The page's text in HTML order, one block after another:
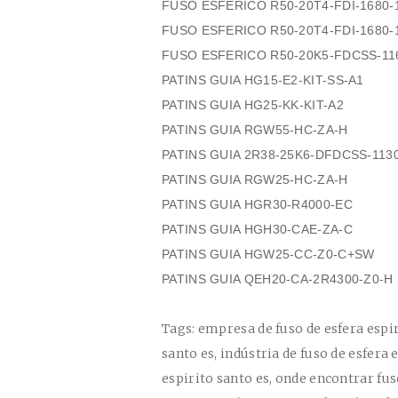
FUSO ESFERICO R50-20T4-FDI-
FUSO ESFERICO R50-20T4-FDI-
FUSO ESFERICO R50-20K5-FDCSS-
PATINS GUIA HG15-E2-KIT-SS-A1
PATINS GUIA HG25-KK-KIT-A2
PATINS GUIA RGW55-HC-ZA-H
PATINS GUIA 2R38-25K6-DFDCSS-
PATINS GUIA RGW25-HC-ZA-H
PATINS GUIA HGR30-R4000-EC
PATINS GUIA HGH30-CAE-ZA-C
PATINS GUIA HGW25-CC-Z0-C+SW
PATINS GUIA QEH20-CA-2R4300-Z0-
Tags: empresa de fuso de esfera espirito santo es, fabricante de fuso de esfera espirito santo es, indústria de fuso de esfera espirito santo es, distribuidor de fuso de esfera espirito santo es, onde encontrar fuso de esfera espirito santo es, fuso de esfera espirito santo es onde encontrar, fuso de esfera espirito santo es menor valor, fuso de esfera espirito santo es menor preço, fuso de esfera espirito santo es melhor valor, fuso de esfera espirito santo es melhor preço, onde comprar fuso de esfera espirito santo es, venda de fuso de esfera espirito santo es, fuso de esfera espirito santo es, empresa de rolamentos espirito santo, fabricante de rolamentos espirito santo, indústria de rolamentos espirito santo, distribuidor de rolamentos espirito santo, onde encontrar rolamentos espirito santo, rolamentos espirito santo onde encontrar, rolamentos espirito santo menor valor, rolamentos espirito santo menor preço, rolamentos espirito santo melhor valor, rolamentos espirito santo melhor preço, onde comprar rolamentos espirito santo, venda de rolamentos espirito santo, rolamentos espirito santo, fusos de esferas hiwin Serra, fusos esferas Serra, fuso de esfera espirito santo cidade Serra, fusos esferico hiwin Serra, fusos de esferas hiwin Vila Velha, fusos esferas Vila Velha, fuso de esfera espirito santo cidade Vila Velha, fusos esferico hiwin Vila Velha, fusos de esferas hiwin Cariacica, fusos esferas Cariacica, fuso de esfera espirito santo cidade Cariacica, fusos esferico hiwin Cariacica, fusos de esferas hiwin Vitória, fusos esferas Vitória, fuso de esfera espirito santo cidade Vitória, fusos esferico hiwin Vitória, fusos de esferas hiwin Cachoeiro de Itapemirim, fusos esferas Cachoeiro de Itapemirim, fuso de esfera espirito santo cidade Cachoeiro de Itapemirim, fusos esferico hiwin Cachoeiro de Itapemirim, fusos de esferas hiwin Linhares, fusos esferas Linhares, fuso de esfera espirito santo cidade Linhares, fusos esferico hiwin Linhares, fusos de esferas hiwin São Mateus, fusos esferas São Mateus, fuso de esfera espirito santo cidade São Mateus, fusos esferico hiwin São Mateus, fusos de esferas hiwin Guarapari, fusos esferas Guarapari, fuso de esfera espirito santo cidade Guarapari, fusos esferico hiwin Guarapari, fusos de esferas hiwin Colatina, fusos esferas Colatina, fuso de esfera espirito santo cidade Colatina, fusos esferico hiwin Colatina, fusos de esferas hiwin Aracruz, fusos esferas Aracruz, fuso de esfera espirito santo cidade Aracruz, fusos esferico hiwin Aracruz, fusos de esferas hiwin Viana, fusos esferas Viana, fuso de esfera espirito santo cidade Viana, fusos esferico hiwin Viana, fusos de esferas hiwin Nova Venécia, fusos esferas Nova Venécia, fuso de esfera espirito santo cidade Nova Venécia, fusos esferico hiwin Nova Venécia, fusos de esferas hiwin Barra de São Francisco, fusos esferas Barra de São Francisco, fuso de esfera espirito santo cidade Barra de São Francisco, fusos esferico hiwin Barra de São Francisco, fusos de esferas hiwin Santa Maria de Jetibá, fusos esferas Santa Maria de Jetibá, fuso de esfera espirito santo cidade Santa Maria de Jetibá, fusos esferico hiwin Santa Maria de Jetibá, fusos de esferas hiwin Marataízes, fusos esferas Marataízes, fuso de esfera espirito santo cidade Marataízes, fusos esferico hiwin Marataízes, fusos de esferas hiwin São Gabriel da Palha, fusos esferas São Gabriel da Palha, fuso de esfera espirito santo cidade São Gabriel da Palha, fusos esferico hiwin São Gabriel da Palha, fusos de esferas hiwin Castelo, fusos esferas Castelo, fuso de esfera espirito santo cidade Castelo, fusos esferico hiwin Castelo, fusos de esferas hiwin Itapemirim, fusos esferas Itapemirim, fuso de esfera espirito santo cidade Itapemirim, fusos esferico hiwin Itapemirim, fusos de esferas hiwin Domingos Martins, fusos esferas Domingos Martins, fuso de esfera espirito santo cidade Domingos Martins, fusos esferico hiwin Domingos Martins, fusos de esferas hiwin Conceição da Barra, fusos esferas Conceição da Barra, fuso de esfera espirito santo cidade Conceição da Barra, fusos esferico hiwin Conceição da Barra, fusos de esferas hiwin Baixo Guandu, fusos esferas Baixo Guandu, fuso de esfera